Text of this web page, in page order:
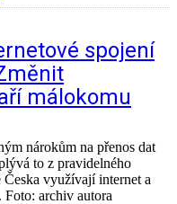
spojení
málokomu
nárokům na přenos dat
to z pravidelného
využívají internet a
archiv autora